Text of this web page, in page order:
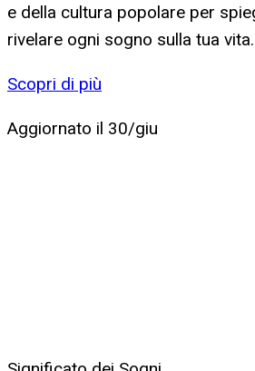
e della cultura popolare per
rivelare ogni sogno sulla tua vita.
Scopri di più
Aggiornato il 30/giu